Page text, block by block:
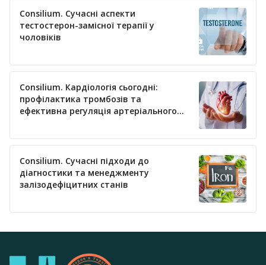
Consilium. Сучасні аспекти
тестостерон-замісної терапії у
чоловіків
Consilium. Кардіологія сьогодні:
профілактика тромбозів та
ефективна регуляція артеріального
Consilium. Сучасні підходи до
діагностики та менеджменту
залізодефіцитних станів